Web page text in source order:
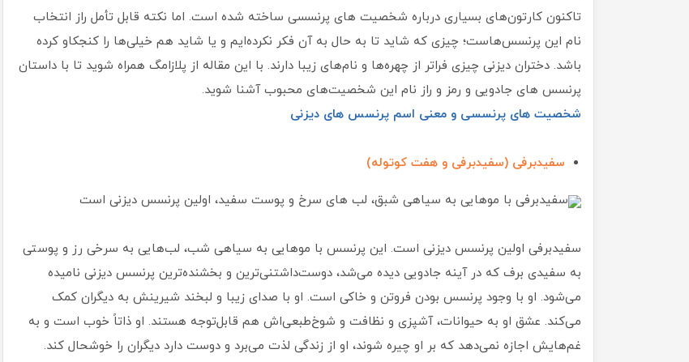
تاکنون کارتون‌های بسیاری درباره شخصیت های پرنسسی ساخته شده‌ است. اما نکته قابل تأمل راز انتخاب
نام این پرنسس‌هاست؛ چیزی که شاید تا به حال به آن فکر نکرده‌ایم و یا شاید هم خیلی‌ها را کنجکاو کرده
باشد. دختران دیزنی چیزی فراتر از چهره‌ها و نام‌های زیبا دارند. با این مقاله از پلازامگ همراه شوید تا با داستان
پرنسس های جادویی و رمز و راز نام این شخصیت‌های محبوب آشنا شوید.
شخصیت های پرنسسی و معنی اسم پرنسس های دیزنی
سفیدبرفی (سفیدبرفی و هفت کوتوله)
سفیدبرفی با موهایی به سیاهی شبق، لب های سرخ و پوست سفید، اولین پرنسس دیزنی است
سفیدبرفی اولین پرنسس دیزنی است. این پرنسس با موهایی به سیاهی شب، لب‌هایی به سرخی رز و پوستی
به سفیدی برف که در آینه جادویی دیده می‌شد، دوست‌داشتنی‌ترین و بخشنده‌ترین پرنسس دیزنی نامیده
می‌شود. او با وجود پرنسس بودن فروتن و خاکی است. او با صدای زیبا و لبخند شیرینش به دیگران کمک
می‌کند. عشق او به حیوانات، آشپزی و نظافت و شوخ‌طبعی‌اش هم قابل‌توجه هستند. او ذاتاً خوب است و به
غم‌هایش اجازه نمی‌دهد که بر او چیره شوند، او از زندگی لذت می‌برد و دوست دارد دیگران را خوشحال کند.